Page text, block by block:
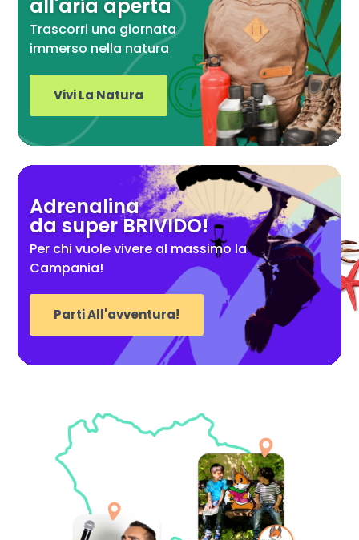
all'aria aperta
Trascorri una giornata
immerso nella natura
Vivi La Natura
Adrenalina
da super BRIVIDO!
Per chi vuole vivere al massimo la
Campania!
Parti All'avventura!